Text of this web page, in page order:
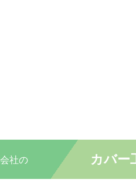
社の カバー